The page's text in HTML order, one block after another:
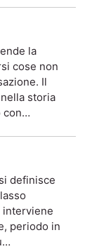
la
cose non
Il
storia
con…
definisce
periodo in